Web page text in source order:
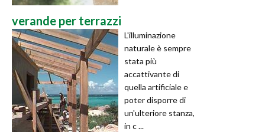
verande per terrazzi
L'illuminazione
naturale è sempre
stata più
accattivante di
quella artificiale e
poter disporre di
un'ulteriore stanza,
in c ...